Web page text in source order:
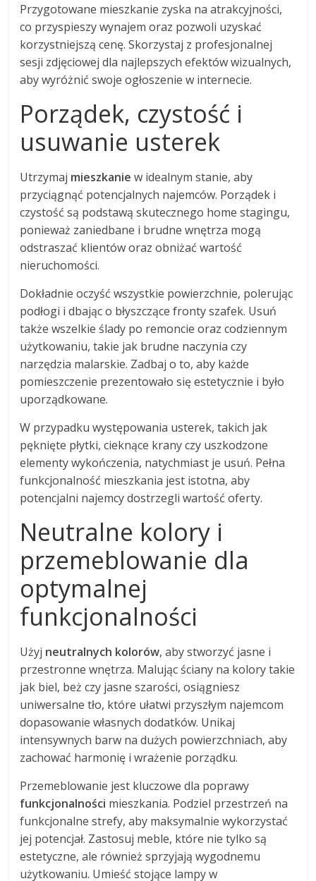
Przygotowane mieszkanie zyska na atrakcyjności,
co przyspieszy wynajem oraz pozwoli uzyskać
korzystniejszą cenę. Skorzystaj z profesjonalnej
sesji zdjęciowej dla najlepszych efektów wizualnych,
aby wyróżnić swoje ogłoszenie w internecie.
Porządek, czystość i
usuwanie usterek
Utrzymaj mieszkanie w idealnym stanie, aby
przyciągnąć potencjalnych najemców. Porządek i
czystość są podstawą skutecznego home stagingu,
ponieważ zaniedbane i brudne wnętrza mogą
odstraszać klientów oraz obniżać wartość
nieruchomości.
Dokładnie oczyść wszystkie powierzchnie, polerując
podłogi i dbając o błyszczące fronty szafek. Usuń
także wszelkie ślady po remoncie oraz codziennym
użytkowaniu, takie jak brudne naczynia czy
narzędzia malarskie. Zadbaj o to, aby każde
pomieszczenie prezentowało się estetycznie i było
uporządkowane.
W przypadku występowania usterek, takich jak
pęknięte płytki, cieknące krany czy uszkodzone
elementy wykończenia, natychmiast je usuń. Pełna
funkcjonalność mieszkania jest istotna, aby
potencjalni najemcy dostrzegli wartość oferty.
Neutralne kolory i
przemeblowanie dla
optymalnej
funkcjonalności
Użyj neutralnych kolorów, aby stworzyć jasne i
przestronne wnętrza. Malując ściany na kolory takie
jak biel, beż czy jasne szarości, osiągniesz
uniwersalne tło, które ułatwi przyszłym najemcom
dopasowanie własnych dodatków. Unikaj
intensywnych barw na dużych powierzchniach, aby
zachować harmonię i wrażenie porządku.
Przemeblowanie jest kluczowe dla poprawy
funkcjonalności mieszkania. Podziel przestrzeń na
funkcjonalne strefy, aby maksymalnie wykorzystać
jej potencjał. Zastosuj meble, które nie tylko są
estetyczne, ale również sprzyjają wygodnemu
użytkowaniu. Umieść stojące lampy w